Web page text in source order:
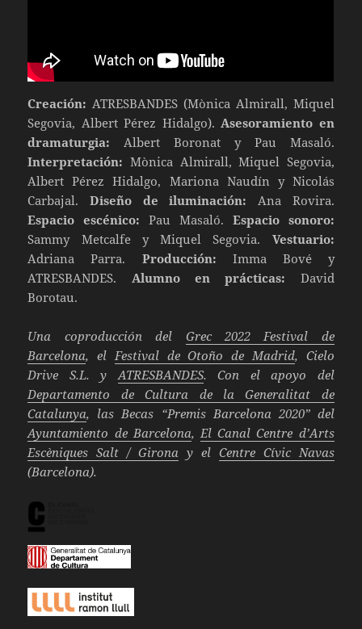
Creación: ATRESBANDES (Mònica Almirall, Miquel
Segovia, Albert Pérez Hidalgo). Asesoramiento en
dramaturgia: Albert Boronat y Pau Masaló.
Interpretación: Mònica Almirall, Miquel Segovia,
Albert Pérez Hidalgo, Mariona Naudín y Nicolás
Carbajal.Diseño de iluminación: Ana Rovira.
Espacio escénico: Pau Masaló. Espacio sonoro:
Sammy Metcalfe y Miquel Segovia. Vestuario:
Adriana Parra. Producción: Imma Bové y
ATRESBANDES. Alumno en prácticas: David
Borotau.
Una coproducción del Grec 2022 Festival de
Barcelona, el Festival de Otoño de Madrid, Cielo
Drive S.L. y ATRESBANDES. Con el apoyo del
Departamento de Cultura de la Generalitat de
Catalunya, las Becas “Premis Barcelona 2020” del
Ayuntamiento de Barcelona, El Canal Centre d’Arts
Escèniques Salt / Girona y el Centre Cívic Navas
(Barcelona).